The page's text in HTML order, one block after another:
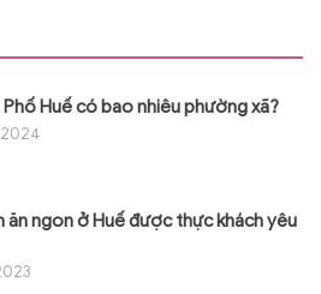
Phố Huế có bao nhiêu phường xã?
ăn ngon ở Huế được thực khách yêu